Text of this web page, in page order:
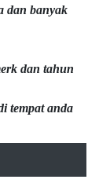
dan banyak
dan tahun
tempat anda